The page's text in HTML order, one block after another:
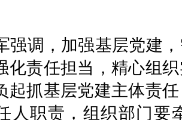
强调，加强基层党建
化责任担当，精心组
起抓基层党建主体责
人职责，组织部门要